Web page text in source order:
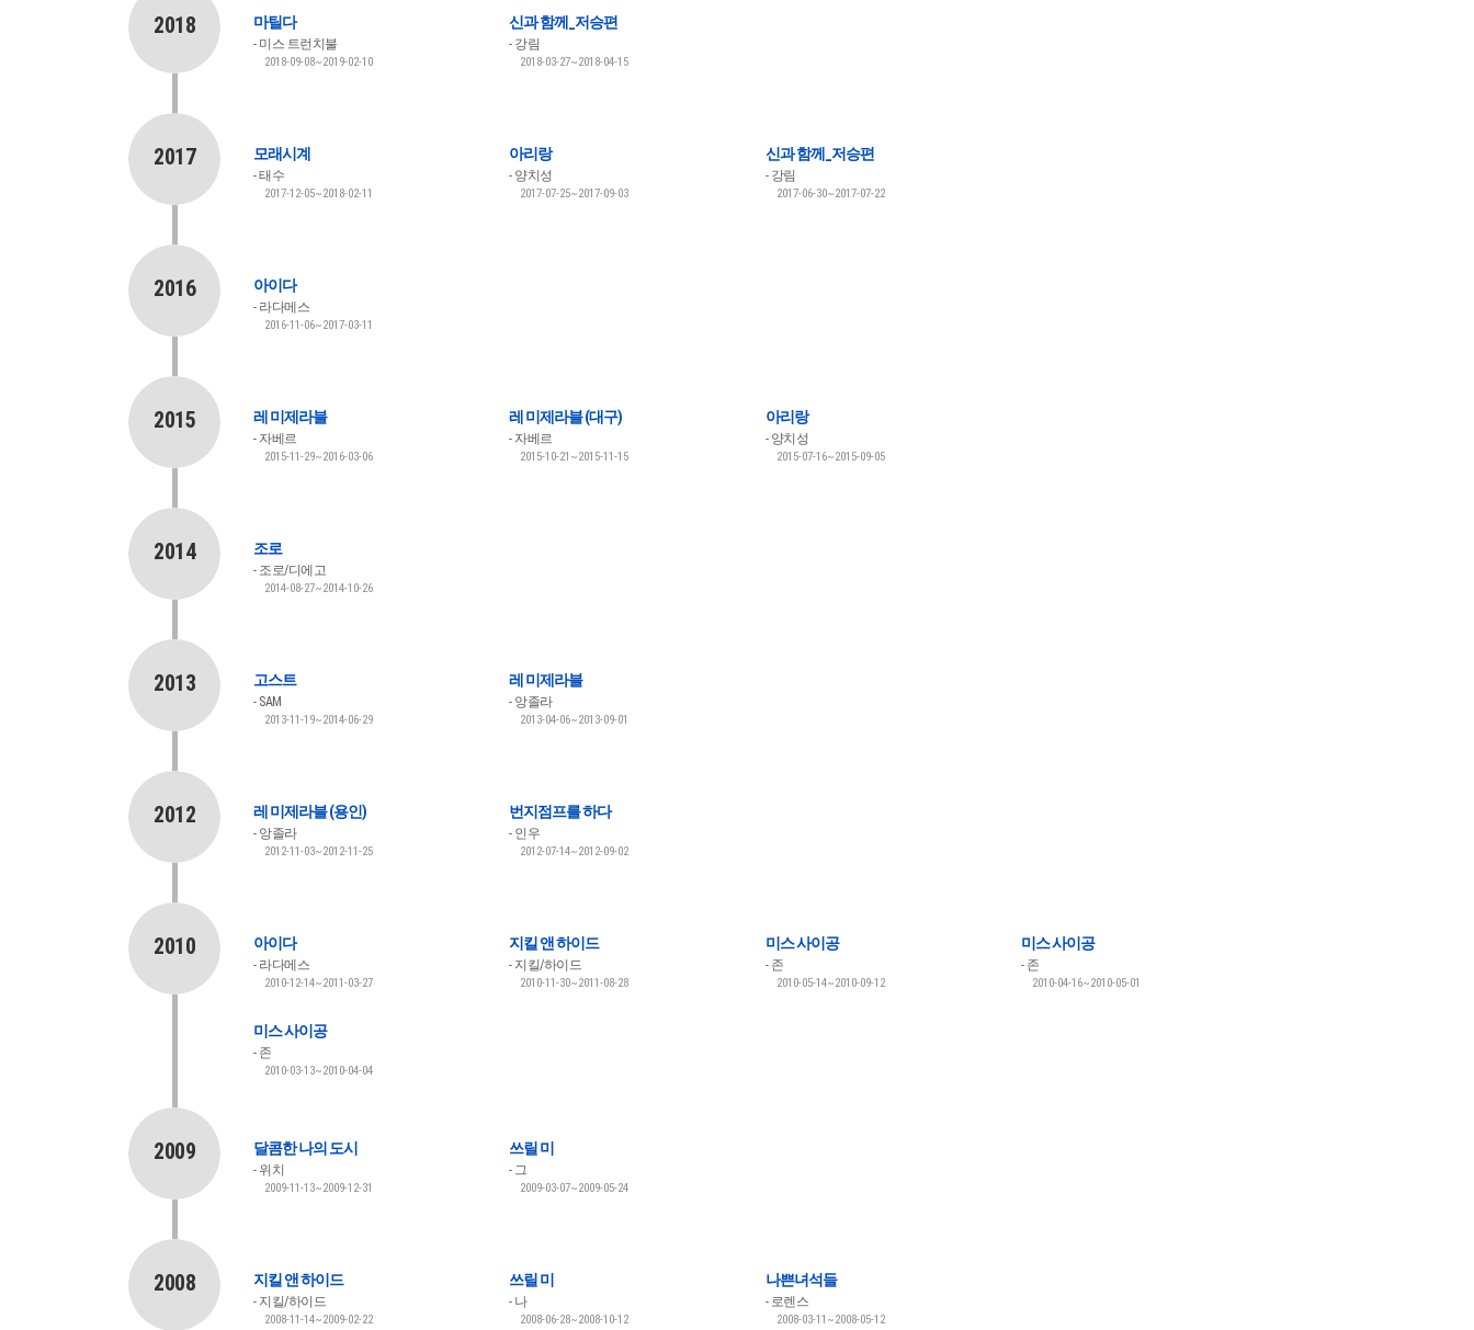
2018 마틸다
미스 트런치불
2018-09-08~2019-02-10
신과 함께_저승편
강림
2018-03-27~2018-04-15
2017 모래시계
태수
2017-12-05~2018-02-11
아리랑
양치성
2017-07-25~2017-09-03
신과 함께_저승편
강림
2017-06-30~2017-07-22
2016 아이다
라다메스
2016-11-06~2017-03-11
2015 레 미제라블
자베르
2015-11-29~2016-03-06
레 미제라블 (대구)
자베르
2015-10-21~2015-11-15
아리랑
양치성
2015-07-16~2015-09-05
2014 조로
조로/디에고
2014-08-27~2014-10-26
2013 고스트
SAM
2013-11-19~2014-06-29
레 미제라블
앙졸라
2013-04-06~2013-09-01
2012 레 미제라블 (용인)
앙졸라
2012-11-03~2012-11-25
번지점프를 하다
인우
2012-07-14~2012-09-02
2010 아이다
라다메스
2010-12-14~2011-03-27
지킬 앤 하이드
지킬/하이드
2010-11-30~2011-08-28
미스 사이공
존
2010-05-14~2010-09-12
미스 사이공
존
2010-04-16~2010-05-01
미스 사이공
존
2010-03-13~2010-04-04
2009 달콤한 나의 도시
위치
2009-11-13~2009-12-31
쓰릴 미
그
2009-03-07~2009-05-24
2008 지킬 앤 하이드
지킬/하이드
2008-11-14~2009-02-22
쓰릴 미
나
2008-06-28~2008-10-12
나쁜녀석들
로렌스
2008-03-11~2008-05-12